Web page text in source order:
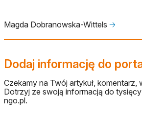
Magda Dobranowska-Wittels 🡢
Dodaj informację do
Czekamy na Twój artykuł, komentarz,
Dotrzyj ze swoją informacją do
ngo.pl.